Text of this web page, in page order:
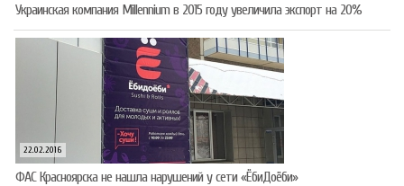
Украинская компания Millennium в 2015 году увеличила экспорт на 20%
22.02.2016
ФАС Красноярска не нашла нарушений у сети «ЁбиДоёби»